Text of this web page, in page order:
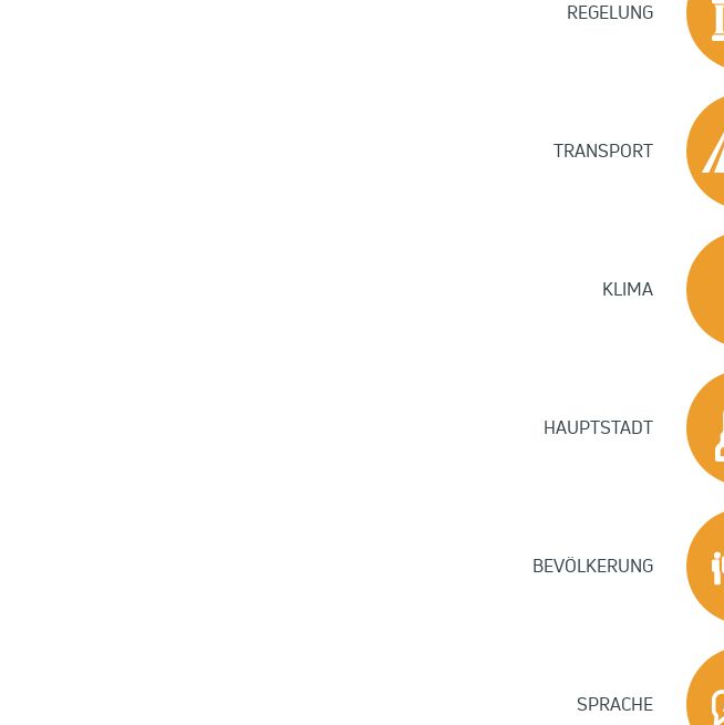
REGELUNG
TRANSPORT
KLIMA
HAUPTSTADT
BEVÖLKERUNG
SPRACHE